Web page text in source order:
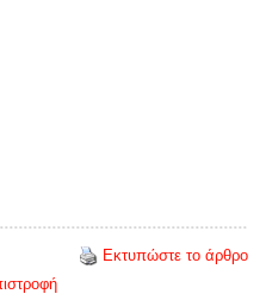
Εκτυπώστε το άρθρο